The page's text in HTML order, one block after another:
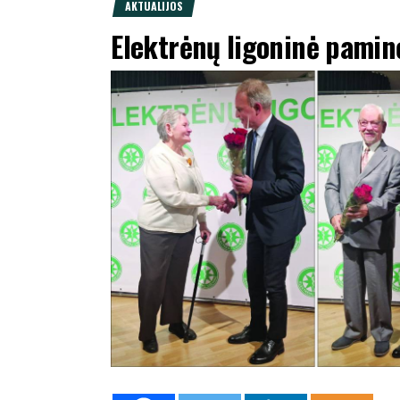
AKTUALIJOS
Elektrėnų ligoninė